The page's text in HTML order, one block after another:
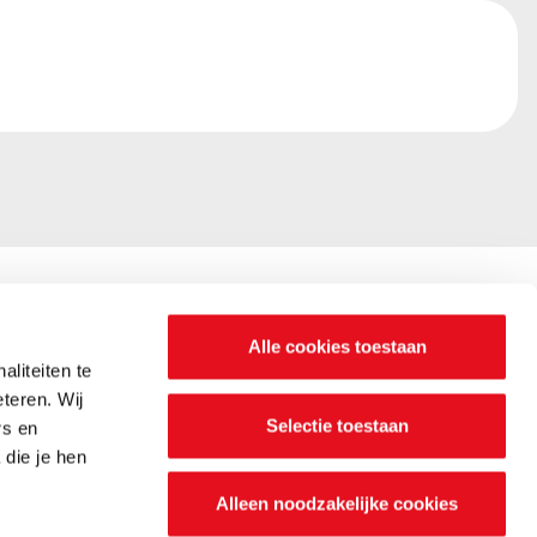
te
Wij
en
je hen
Alle cookies toestaan
Selectie toestaan
Alleen noodzakelijke cookies
Wij zijn